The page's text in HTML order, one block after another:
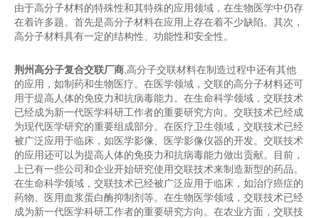
由于高分子材料的特殊性和其特殊的应用领域，在生物医学中仍存
在着许多题。首先是高分子材料在应用上存在着不少缺陷。其次，
高分子材料具有一定的结构性、功能性和安全性。
荆州高分子复合交联厂商,高分子交联材料在制造过程中还有其他
的应用，如制药和生物医疗。在医学领域，交联的高分子材料还可
用于提高人体的免疫力和抗病毒能力。在生命科学领域，交联技术
已经成为新一代医学科研工作者的重要研究方向。交联技术已经成
为现代医学研究的重要组成部分。在医疗卫生领域，交联技术已经
被广泛应用于临床，如医学影像、医学影像仪器的开发。交联技术
的应用还可以为提高人体的免疫力和抗病毒能力做出贡献。目前，
上已有一些公司和企业开始研究使用交联技术来制造新型的药品。
在生命科学领域，交联技术已经被广泛应用于临床，如治疗癌症的
药物、医用血浆蛋白酶抑制剂等。在生物医学领域，交联技术已经
成为新一代医学科研工作者的重要研究方向。在农业方面，交联技